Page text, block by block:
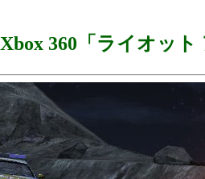
Xbox 360「ライオット